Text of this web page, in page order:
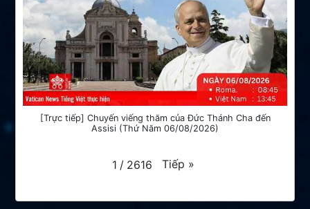
[Trực tiếp] Chuyến viếng thăm của Đức Thánh Cha đến
Assisi (Thứ Năm 06/08/2026)
1 / 2616 Tiếp »